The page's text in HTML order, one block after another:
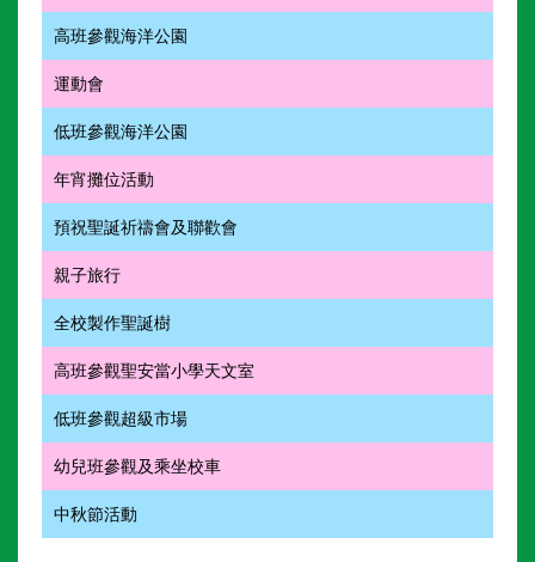
高班參觀海洋公園
運動會
低班參觀海洋公園
年宵攤位活動
預祝聖誕祈禱會及聯歡會
親子旅行
全校製作聖誕樹
高班參觀聖安當小學天文室
低班參觀超級市場
幼兒班參觀及乘坐校車
中秋節活動